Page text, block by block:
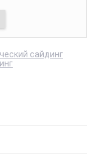
сайдинг